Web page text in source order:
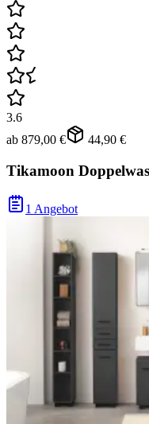
3.6
ab 879,00 € 44,90 €
Tikamoon
1 Angebot